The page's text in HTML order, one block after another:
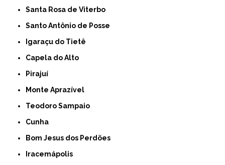
Santa Rosa de Viterbo
Santo Antônio de Posse
Igaraçu do Tietê
Capela do Alto
Pirajuí
Monte Aprazível
Teodoro Sampaio
Cunha
Bom Jesus dos Perdões
Iracemápolis